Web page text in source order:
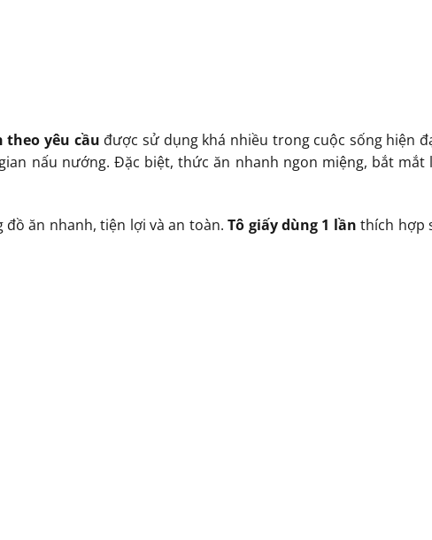
theo yêu cầu được sử dụng khá nhiều trong cuộc sống hiện
nấu nướng. Đặc biệt, thức ăn nhanh ngon miệng, bắt
đồ ăn nhanh, tiện lợi và an toàn.Tô giấy dùng 1 lần thích hợp